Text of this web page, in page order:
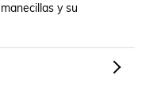
y su